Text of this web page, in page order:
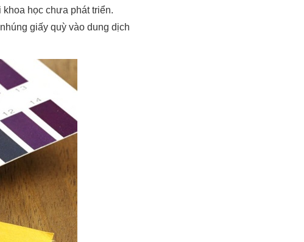
học chưa phát triển.
giấy quỳ vào dung dịch